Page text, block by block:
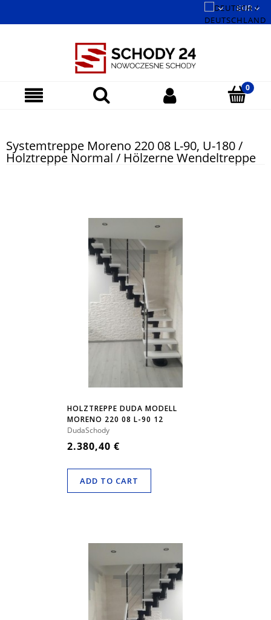
Systemtreppe Moreno 220 08 L-90, U-180 /
Holztreppe Normal / Hölzerne Wendeltreppe
HOLZTREPPE DUDA MODELL
MORENO 220 08 L-90 12
ELEMENTE
DudaSchody
2.380,40 €
ADD TO CART